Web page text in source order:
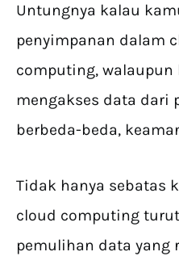
Untungnya kalau
penyimpanan dalam
computing, walaupun
mengakses data dari
berbeda-beda,
Tidak hanya sebatas
cloud computing
pemulihan data yang